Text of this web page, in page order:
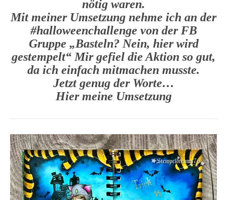
nötig waren.
Mit meiner Umsetzung nehme ich an der
#halloweenchallenge von der FB
Gruppe „Basteln? Nein, hier wird
gestempelt“ Mir gefiel die Aktion so gut,
da ich einfach mitmachen musste.
Jetzt genug der Worte…
Hier meine Umsetzung